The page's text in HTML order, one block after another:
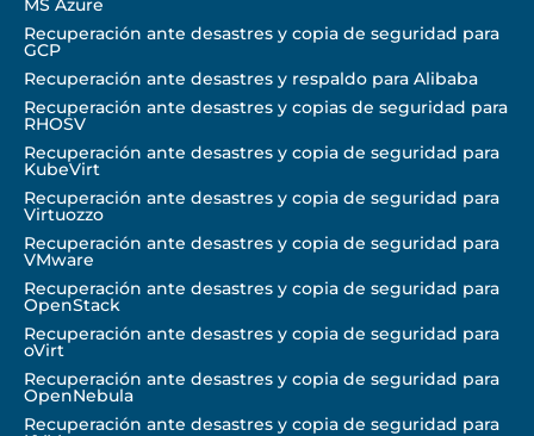
MS Azure
Recuperación ante desastres y copia de seguridad para
GCP
Recuperación ante desastres y respaldo para Alibaba
Recuperación ante desastres y copias de seguridad para
RHOSV
Recuperación ante desastres y copia de seguridad para
KubeVirt
Recuperación ante desastres y copia de seguridad para
Virtuozzo
Recuperación ante desastres y copia de seguridad para
VMware
Recuperación ante desastres y copia de seguridad para
OpenStack
Recuperación ante desastres y copia de seguridad para
oVirt
Recuperación ante desastres y copia de seguridad para
OpenNebula
Recuperación ante desastres y copia de seguridad para